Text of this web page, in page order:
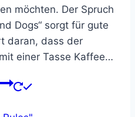
möchten. Der Spruch
Dogs“ sorgt für gute
daran, dass der
einer Tasse Kaffee…